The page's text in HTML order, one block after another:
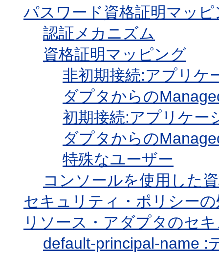
パスワード資格証明マッピ
認証メカニズム
資格証明マッピング
非初期接続:アプリケ
ダプタからの
初期接続:アプリケー
ダプタからの
特殊なユーザー
コンソールを使用した
セキュリティ・ポリシー
リソース・アダプタのセ
default-principal-name :